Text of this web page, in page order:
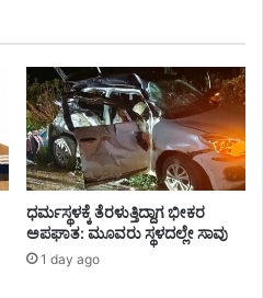
ಧರ್ಮಸ್ಥಳಕ್ಕೆ ತೆರಳುತ್ತಿದ್ದಾಗ ಭೀಕರ
ಅಪಘಾತ: ಮೂವರು ಸ್ಥಳದಲ್ಲೇ ಸಾವು
1 day ago